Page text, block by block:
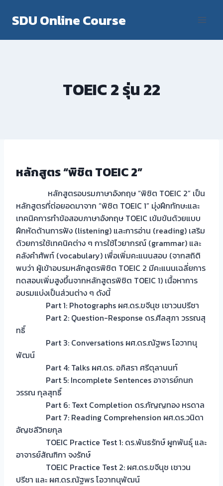
SDU Online Course
TOEIC 2 รุ่น 22
หลักสูตร “พิชิต TOEIC 2”
หลักสูตรอบรมภาษาอังกฤษ “พิชิต TOEIC 2” เป็น
หลักสูตรที่ต่อยอดมาจาก “พิชิต TOEIC 1” มุ่งฝึกทักษะและ
เทคนิคการทำข้อสอบภาษาอังกฤษ TOEIC เข้มข้นด้วยแบบ
ฝึกหัดด้านการฟัง (listening) และการอ่าน (reading) เสริม
ด้วยการใช้เทคนิคต่าง ๆ การใช้ไวยากรณ์ (grammar) และ
คลังคำศัพท์ (vocabulary) เพื่อเพิ่มคะแนนสอบ (จากสถิติ
พบว่า ผู้เข้าอบรมหลักสูตรพิชิต TOEIC 2 มีคะแนนเฉลี่ยการ
ทดสอบเพิ่มสูงขึ้นจากหลักสูตรพิชิต TOEIC 1) เนื้อหาการ
อบรมแบ่งเป็นส่วนต่าง ๆ ดังนี้
Part 1: Photographs ผศ.ดร.ขจีนุช เชาวนปรีชา
Part 2: Question-Response ดร.ศีลสุภา วรรณสุ
ทธิ์
Part 3: Conversations ผศ.ดร.ณัฐพร โอวาทนุ
พัฒน์
Part 4: Talks ผศ.ดร. อภิสรา ศรีตุลานนท์
Part 5: Incomplete Sentences อาจารย์กนก
วรรณ กุลสุทธิ์
Part 6: Text Completion ดร.กัญญทอง หรดาล
Part 7: Reading Comprehension ผศ.ดร.วนิดา
อัญชลีวิทยกุล
TOEIC Practice Test 1: ดร.พันธรักษ์ ผูกพันธุ์ และ
อาจารย์สัณฑิกา จงรักษ์
TOEIC Practice Test 2: ผศ.ดร.ขจีนุช เชาวน
ปรีชา และ ผศ.ดร.ณัฐพร โอวาทนุพัฒน์